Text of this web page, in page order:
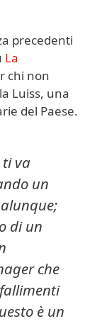
precedenti
La
chi non
Luiss, una
del Paese.
ti va
un
di un
che
è un